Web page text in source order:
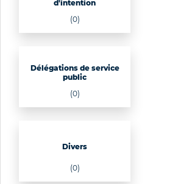
d'intention
(0)
Délégations de service
public
(0)
Divers
(0)